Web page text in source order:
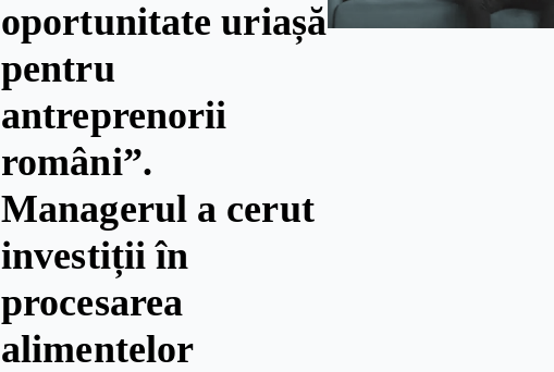
oportunitate uriașă
pentru
antreprenorii
români”.
Managerul a cerut
investiții în
procesarea
alimentelor